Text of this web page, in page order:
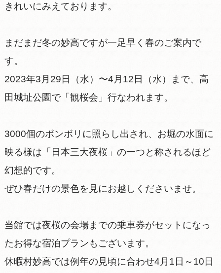
きれいにみえております。
まだまだ冬の妙高ですが一足早く春のご案内で
す。
2023年3月29日（水）〜4月12日（水）まで、高
田城址公園で「観桜会」行なわれます。
3000個のボンボリに照らし出され、お堀の水面に
映る様は「日本三大夜桜」の一つと称されるほど
幻想的です。
ぜひ春だけの景色を見にお越しくださいませ。
当館では夜桜の会場までの乗車券がセットになっ
たお得な宿泊プランもございます。
休暇村妙高では例年の見頃に合わせ4月1日～10日